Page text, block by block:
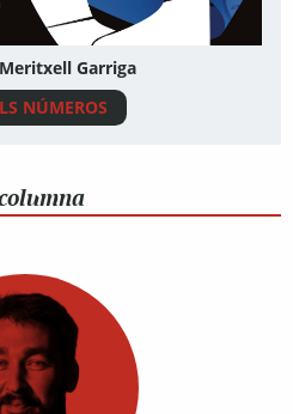
Garriga
NÚMEROS